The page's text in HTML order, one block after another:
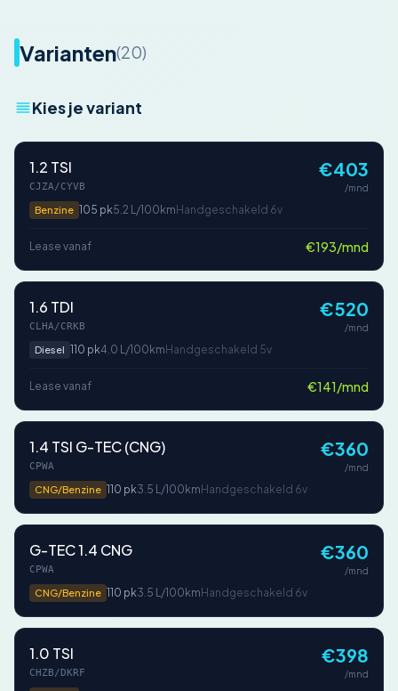
Varianten(20)
Kies je variant
1.2 TSI
CJZA/CYVB
Benzine 105 pk5.2 L/100km Handgeschakeld 6v
€403
/mnd
Lease vanaf €193/mnd
1.6 TDI
CLHA/CRKB
Diesel 110 pk4.0 L/100km Handgeschakeld 5v
€520
/mnd
Lease vanaf €141/mnd
1.4 TSI G-TEC (CNG)
CPWA
CNG/Benzine 110 pk3.5 L/100km Handgeschakeld 6v
€360
/mnd
G-TEC 1.4 CNG
CPWA
CNG/Benzine 110 pk3.5 L/100km Handgeschakeld 6v
€360
/mnd
1.0 TSI
CHZB/DKRF
€398
/mnd